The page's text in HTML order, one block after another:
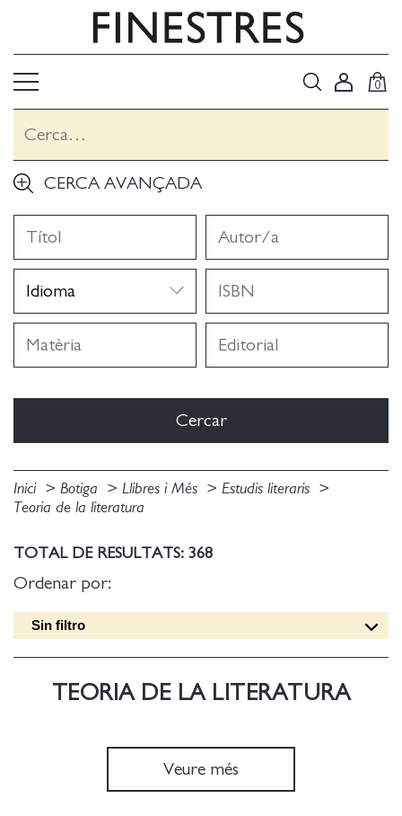
0
CERCA AVANÇADA
Inici Botiga Llibres i Més
Estudis literaris
Teoria de la literatura
TOTAL DE RESULTATS: 368
Ordenar por:
Sin filtro
Data edició [ASC]
TEORIA DE LA LITERATURA
Veure més